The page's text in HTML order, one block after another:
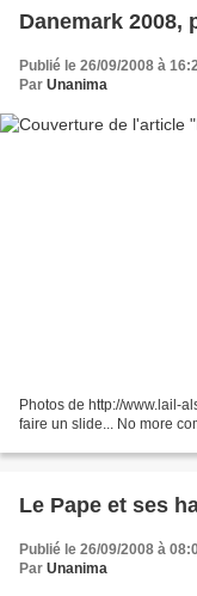
Danemark 2008,
Publié le 26/09/2008 à
Par Unanima
Photos de http://www.lail-
faire un slide... No more
Le Pape et ses
Publié le 26/09/2008 à
Par Unanima